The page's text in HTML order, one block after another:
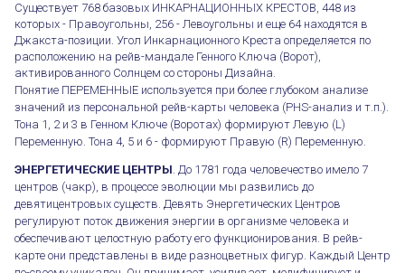
Существует 768 базовых ИНКАРНАЦИОННЫХ КРЕСТОВ, 448 из
которых - Правоугольны, 256 - Левоугольны и еще 64 находятся в
Джакста-позиции. Угол Инкарнационного Креста определяется по
расположению на рейв-мандале Генного Ключа (Ворот),
активированного Солнцем со стороны Дизайна.
Понятие ПЕРЕМЕННЫЕ используется при более глубоком анализе
значений из персональной рейв-карты человека (PHS-анализ и т.п.).
Тона 1, 2 и 3 в Генном Ключе (Воротах) формируют Левую (L)
Переменную. Тона 4, 5 и 6 - формируют Правую (R) Переменную.
ЭНЕРГЕТИЧЕСКИЕ ЦЕНТРЫ. До 1781 года человечество имело 7
центров (чакр), в процессе эволюции мы развились до
девятицентровых существ. Девять Энергетических Центров
регулируют поток движения энергии в организме человека и
обеспечивают целостную работу его функционирования. В рейв-
карте они представлены в виде разноцветных фигур. Каждый Центр